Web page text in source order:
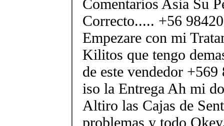
Comentarios Asia Su
Correcto..... +56
Empezare con mi
Kilitos que tengo
de este vendedor
iso la Entrega Ah mi
Altiro las Cajas de
problemas y todo